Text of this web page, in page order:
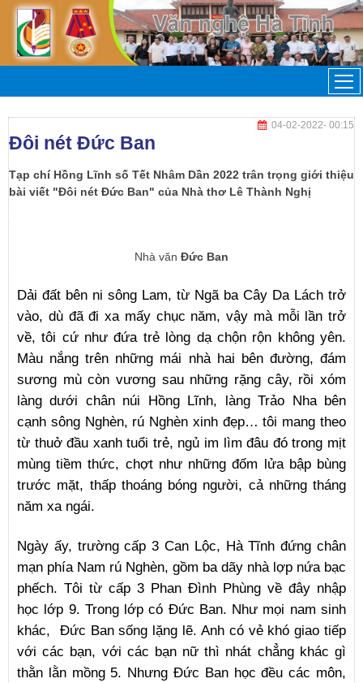
04-02-2022- 00:15
Đôi nét Đức Ban
Tạp chí Hồng Lĩnh số Tết Nhâm Dần 2022 trân trọng giới thiệu
bài viết "Đôi nét Đức Ban" của Nhà thơ Lê Thành Nghị
Nhà văn Đức Ban
Dải đất bên ni sông Lam, từ Ngã ba Cây Da Lách trở
vào, dù đã đi xa mấy chục năm, vậy mà mỗi lần trở
về, tôi cứ như đứa trẻ lòng dạ chộn rộn không yên.
Màu nắng trên những mái nhà hai bên đường, đám
sương mù còn vương sau những rặng cây, rồi xóm
làng dưới chân núi Hồng Lĩnh, làng Trảo Nha bên
cạnh sông Nghèn, rú Nghèn xinh đẹp… tôi mang theo
từ thuở đầu xanh tuổi trẻ, ngủ im lìm đâu đó trong mịt
mùng tiềm thức, chợt như những đốm lửa bập bùng
trước mặt, thấp thoáng bóng người, cả những tháng
năm xa ngái.
Ngày ấy, trường cấp 3 Can Lộc, Hà Tĩnh đứng chân
mạn phía Nam rú Nghèn, gồm ba dãy nhà lợp nứa bạc
phếch. Tôi từ cấp 3 Phan Đình Phùng về đây nhập
học lớp 9. Trong lớp có Đức Ban. Như mọi nam sinh
khác, Đức Ban sống lặng lẽ. Anh có vẻ khó giao tiếp
với các bạn, với các bạn nữ thì nhát chẳng khác gì
thằn lằn mồng 5. Nhưng Đức Ban học đều các môn,